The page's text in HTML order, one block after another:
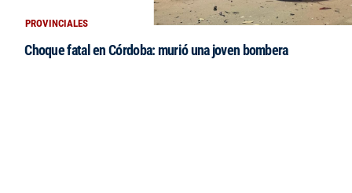
PROVINCIALES
Choque fatal en Córdoba: murió una joven bombera